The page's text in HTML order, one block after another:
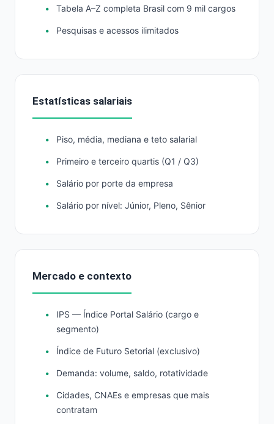
Tabela A–Z completa Brasil com 9 mil cargos
Pesquisas e acessos ilimitados
Estatísticas salariais
Piso, média, mediana e teto salarial
Primeiro e terceiro quartis (Q1 / Q3)
Salário por porte da empresa
Salário por nível: Júnior, Pleno, Sênior
Mercado e contexto
IPS — Índice Portal Salário (cargo e
segmento)
Índice de Futuro Setorial (exclusivo)
Demanda: volume, saldo, rotatividade
Cidades, CNAEs e empresas que mais
contratam